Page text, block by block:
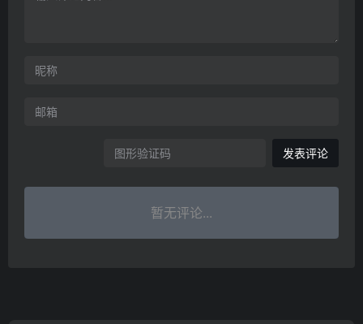
发表评论
暂无评论...